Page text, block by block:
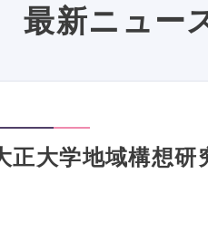
最新ニュー
正大学地域構想